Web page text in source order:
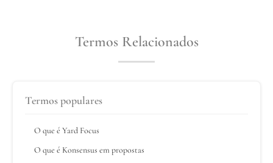
Termos Relacionados
Termos populares
O que é Yard Focus
O que é Konsensus em propostas